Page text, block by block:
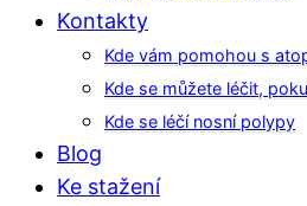
Kontakty
Kde vám pomohou s
Kde se můžete léčit,
Kde se léčí nosní polypy
Blog
Ke stažení